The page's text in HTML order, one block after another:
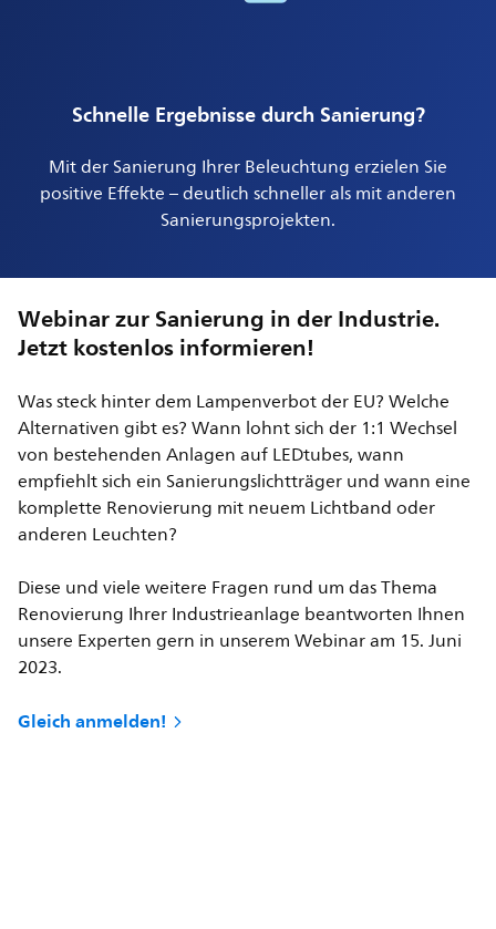
Schnelle Ergebnisse durch Sanierung?
Mit der Sanierung Ihrer Beleuchtung erzielen Sie
positive Effekte – deutlich schneller als mit anderen
Sanierungsprojekten.
Webinar zur Sanierung in der Industrie.
Jetzt kostenlos informieren!
Was steck hinter dem Lampenverbot der EU? Welche
Alternativen gibt es? Wann lohnt sich der 1:1 Wechsel
von bestehenden Anlagen auf LEDtubes, wann
empfiehlt sich ein Sanierungslichtträger und wann eine
komplette Renovierung mit neuem Lichtband oder
anderen Leuchten?
Diese und viele weitere Fragen rund um das Thema
Renovierung Ihrer Industrieanlage beantworten Ihnen
unsere Experten gern in unserem Webinar am 15. Juni
2023.
Gleich anmelden!